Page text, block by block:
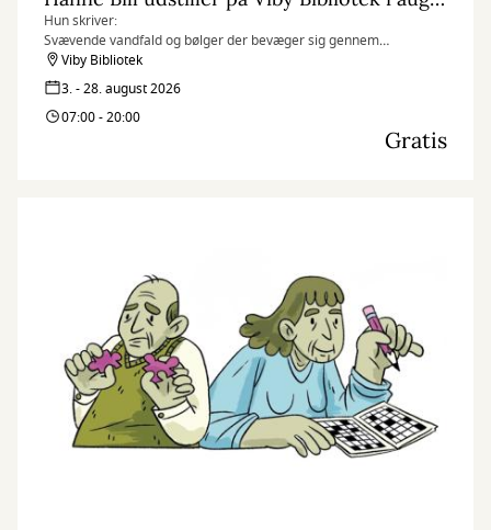
Hun skriver:
Svævende vandfald og bølger der bevæger sig gennem
surrealistiske fantasilandskaber, er blevet mit kunstner-dna. For
mig symboliserer de: kærlighed, forandring, kaos, renselse,
naturen, livskraft og lyd. Ofte er de ledsaget af nødblus og
menneske-/dyrelignende entiteter, der er beskyttere og bringer
Viby Bibliotek
3. - 28. august 2026
07:00 - 20:00
Gratis